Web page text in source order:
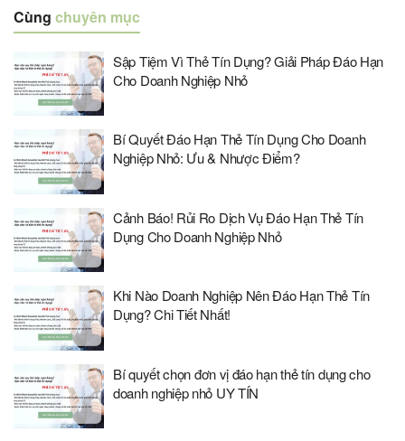
Cùng chuyên mục
Sập Tiệm Vì Thẻ Tín Dụng? Giải Pháp Đáo Hạn
Cho Doanh Nghiệp Nhỏ
Bí Quyết Đáo Hạn Thẻ Tín Dụng Cho Doanh
Nghiệp Nhỏ: Ưu & Nhược Điểm?
Cảnh Báo! Rủi Ro Dịch Vụ Đáo Hạn Thẻ Tín
Dụng Cho Doanh Nghiệp Nhỏ
Khi Nào Doanh Nghiệp Nên Đáo Hạn Thẻ Tín
Dụng? Chi Tiết Nhất!
Bí quyết chọn đơn vị đáo hạn thẻ tín dụng cho
doanh nghiệp nhỏ UY TÍN